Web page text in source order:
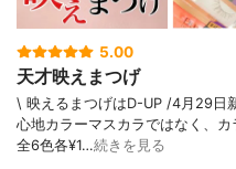
5.00
天才映えまつげ
\ 映えるまつげはD-UP /⁡4月29日
心地カラーマスカラではなく、
全6色各¥1…続きを見る